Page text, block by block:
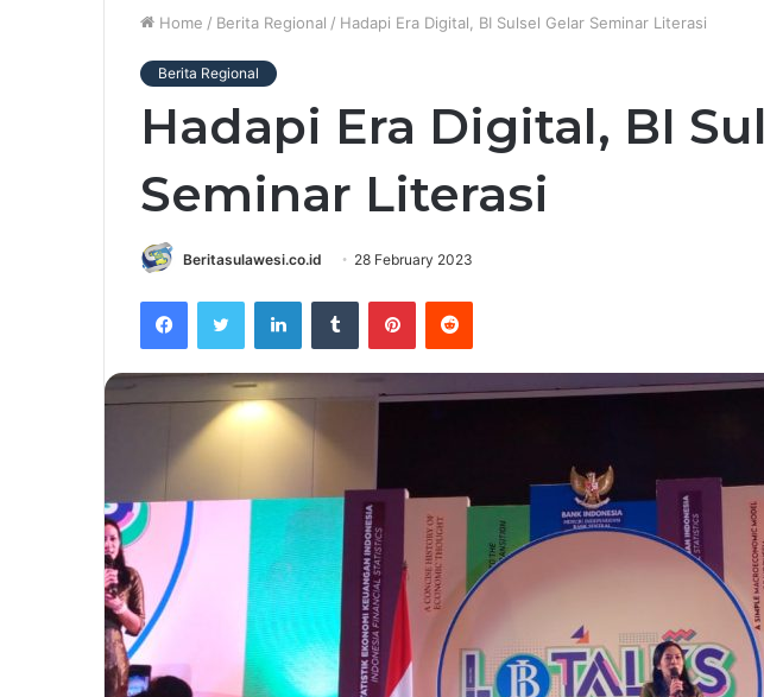
Home / Berita Regional / Hadapi Era Digital, BI Sulsel Gelar Seminar Literasi
Berita Regional
Hadapi Era Digital, BI
Seminar Literasi
Beritasulawesi.co.id 28 February 2023